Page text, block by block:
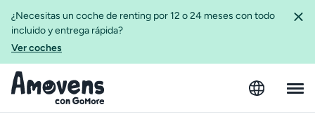
¿Necesitas un coche de renting por 12 o 24 meses con todo
incluido y entrega rápida?
Ver coches